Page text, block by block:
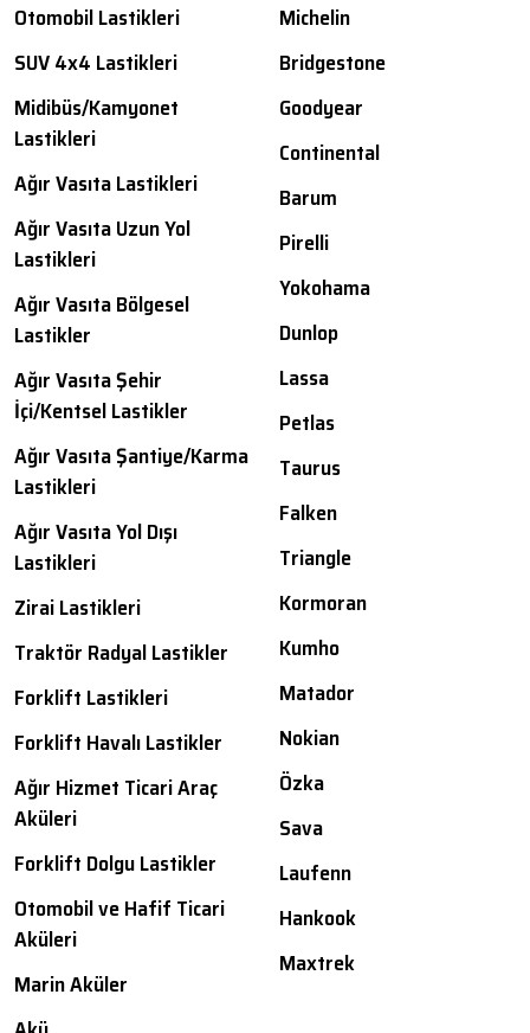
Otomobil Lastikleri
SUV 4x4 Lastikleri
Midibüs/Kamyonet
Lastikleri
Ağır Vasıta Lastikleri
Ağır Vasıta Uzun Yol
Lastikleri
Ağır Vasıta Bölgesel
Lastikler
Ağır Vasıta Şehir
İçi/Kentsel Lastikler
Ağır Vasıta Şantiye/Karma
Lastikleri
Ağır Vasıta Yol Dışı
Lastikleri
Zirai Lastikleri
Traktör Radyal Lastikler
Forklift Lastikleri
Forklift Havalı Lastikler
Ağır Hizmet Ticari Araç
Aküleri
Forklift Dolgu Lastikler
Otomobil ve Hafif Ticari
Aküleri
Marin Aküler
Michelin
Bridgestone
Goodyear
Continental
Barum
Pirelli
Yokohama
Dunlop
Lassa
Petlas
Taurus
Falken
Triangle
Kormoran
Kumho
Matador
Nokian
Özka
Sava
Laufenn
Hankook
Maxtrek